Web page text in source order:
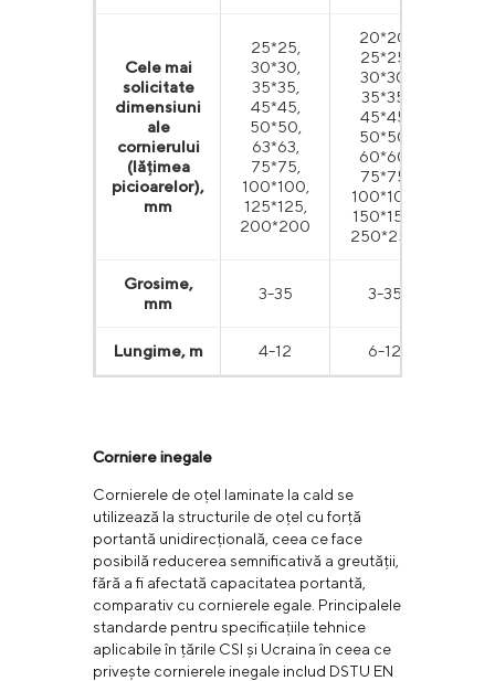
Cele mai
solicitate
dimensiuni
ale
cornierului
(lățimea
picioarelor),
mm
25*25,
30*30,
35*35,
45*45,
50*50,
63*63,
75*75,
100*100,
125*125,
200*200
20*20,
25*25,
30*30,
35*35,
45*45,
50*50,
60*60,
75*75,
100*100,
150*150,
250*250
Grosime,
mm
3-35 3-35
Lungime, m 4-12 6-12
Corniere inegale
Cornierele de oțel laminate la cald se
utilizează la structurile de oțel cu forță
portantă unidirecțională, ceea ce face
posibilă reducerea semnificativă a greutății,
fără a fi afectată capacitatea portantă,
comparativ cu cornierele egale. Principalele
standarde pentru specificațiile tehnice
aplicabile în țările CSI și Ucraina în ceea ce
privește cornierele inegale includ DSTU EN